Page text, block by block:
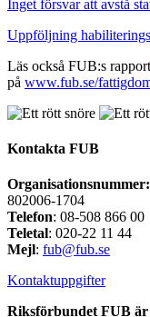
Inget försvar att avstå
Uppföljning
Läs också FUB:s rapport
på www.fub.se/
Kontakta FUB
Organisationsnummer:
802006-1704
Telefon: 08-508 866 00
Teletal: 020-22 11 44
Mejl: fub@fub.se
Kontaktuppgifter
Riksförbundet FUB är